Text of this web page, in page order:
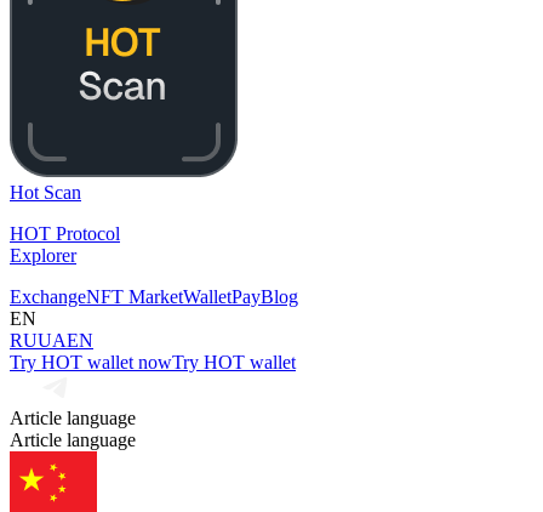
Hot Scan
HOT Protocol
Explorer
ExchangeNFT MarketWalletPayBlog
EN
RUUAEN
Try HOT wallet nowTry HOT wallet
Article language
Article language